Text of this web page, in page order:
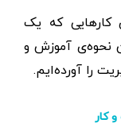
کارهایی که یک
نحوه‌ی آموزش و
را آورده‌ایم.
کار